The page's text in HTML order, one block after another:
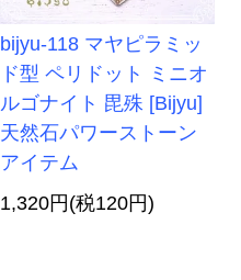
bijyu-118 マヤピラミッ
ド型 ペリドット ミニオ
ルゴナイト 毘殊 [Bijyu]
天然石パワーストーン
アイテム
1,320円(税120円)